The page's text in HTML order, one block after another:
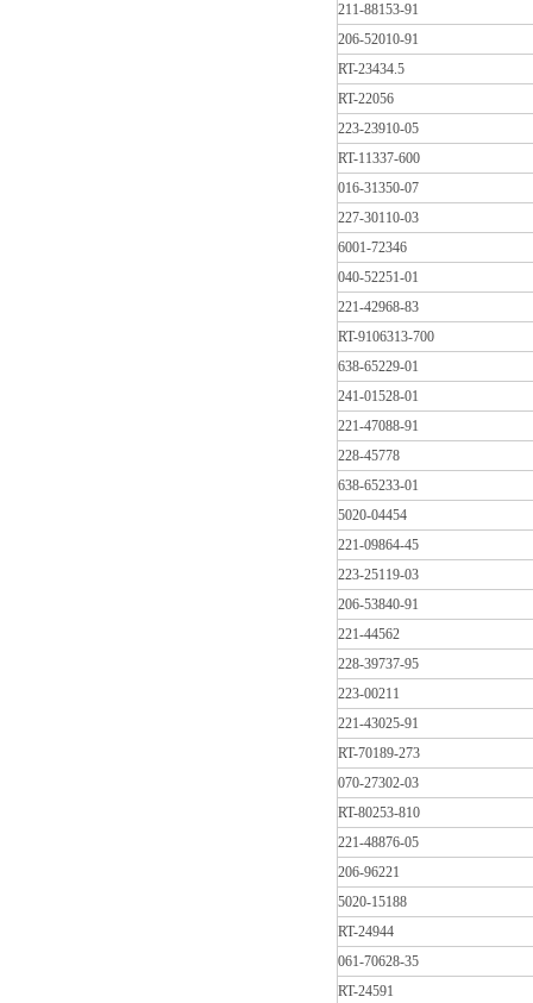
211-88153-91
206-52010-91
RT-23434.5
RT-22056
223-23910-05
RT-11337-600
016-31350-07
227-30110-03
6001-72346
040-52251-01
221-42968-83
RT-9106313-700
638-65229-01
241-01528-01
221-47088-91
228-45778
638-65233-01
5020-04454
221-09864-45
223-25119-03
206-53840-91
221-44562
228-39737-95
223-00211
221-43025-91
RT-70189-273
070-27302-03
RT-80253-810
221-48876-05
206-96221
5020-15188
RT-24944
061-70628-35
RT-24591